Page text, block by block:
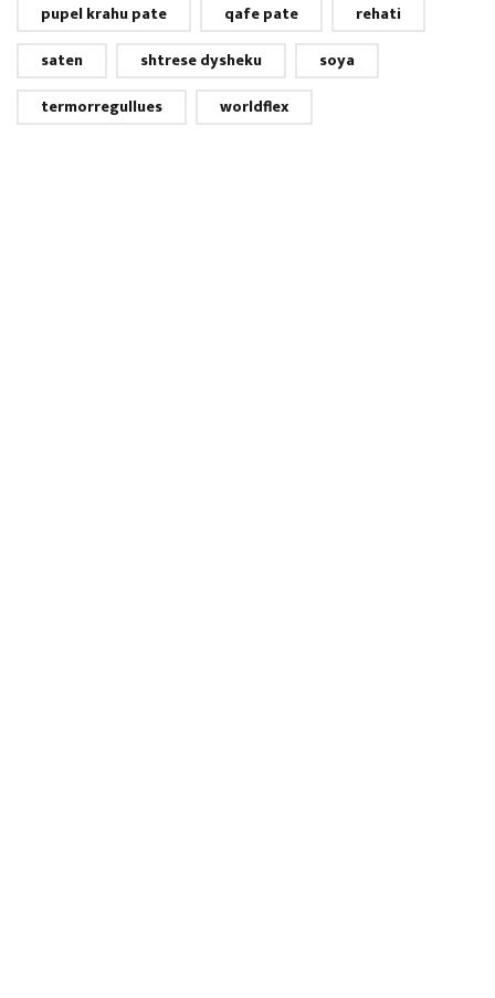
pupel krahu pate
qafe pate
rehati
saten
shtrese dysheku
soya
termorregullues
worldflex